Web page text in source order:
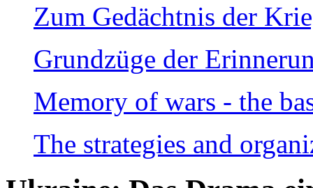
Zum Gedächtnis der
Grundzüge der
Memory of wars - the
The strategies and